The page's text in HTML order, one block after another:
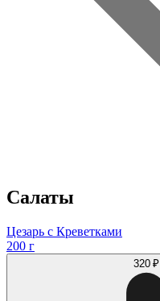
Салаты
Цезарь с Креветками
200 г
320 ₽